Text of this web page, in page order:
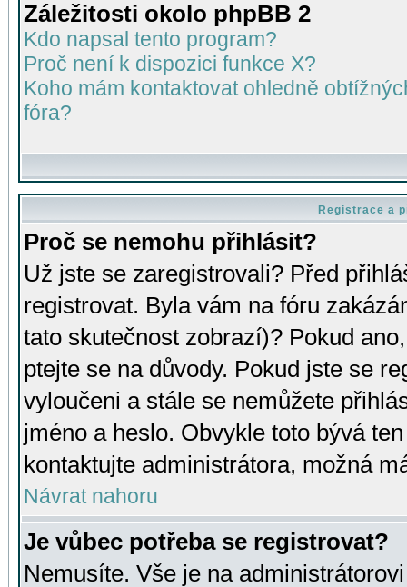
Záležitosti okolo phpBB 2
Kdo napsal tento program?
Proč není k dispozici funkce X?
Koho mám kontaktovat ohledně
fóra?
Registrace a
Proč se nemohu přihlásit?
Už jste se zaregistrovali? Před
registrovat. Byla vám na fóru
tato skutečnost zobrazí)? Pokud
ptejte se na důvody. Pokud jste se
vyloučeni a stále se nemůžete
jméno a heslo. Obvykle toto bývá
kontaktujte administrátora, možná
Návrat nahoru
Je vůbec potřeba se registrovat?
Nemusíte. Vše je na